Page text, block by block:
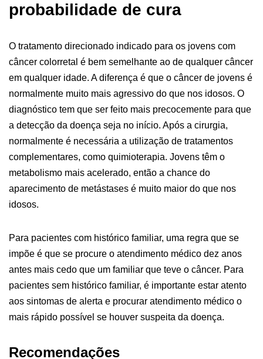
probabilidade de cura
O tratamento direcionado indicado para os jovens com
câncer colorretal é bem semelhante ao de qualquer câncer
em qualquer idade. A diferença é que o câncer de jovens é
normalmente muito mais agressivo do que nos idosos. O
diagnóstico tem que ser feito mais precocemente para que
a detecção da doença seja no início. Após a cirurgia,
normalmente é necessária a utilização de tratamentos
complementares, como quimioterapia. Jovens têm o
metabolismo mais acelerado, então a chance do
aparecimento de metástases é muito maior do que nos
idosos.
Para pacientes com histórico familiar, uma regra que se
impõe é que se procure o atendimento médico dez anos
antes mais cedo que um familiar que teve o câncer. Para
pacientes sem histórico familiar, é importante estar atento
aos sintomas de alerta e procurar atendimento médico o
mais rápido possível se houver suspeita da doença.
Recomendações